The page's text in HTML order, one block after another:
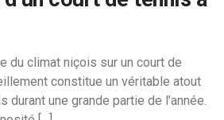
du climat niçois sur un court de
constitue un véritable atout
durant une grande partie de l’année.